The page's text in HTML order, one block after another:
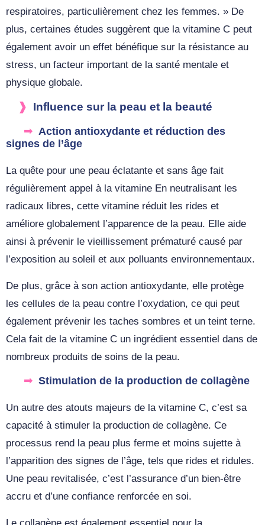
respiratoires, particulièrement chez les femmes. » De
plus, certaines études suggèrent que la vitamine C peut
également avoir un effet bénéfique sur la résistance au
stress, un facteur important de la santé mentale et
physique globale.
Influence sur la peau et la beauté
Action antioxydante et réduction des
signes de l’âge
La quête pour une peau éclatante et sans âge fait
régulièrement appel à la vitamine En neutralisant les
radicaux libres, cette vitamine réduit les rides et
améliore globalement l’apparence de la peau. Elle aide
ainsi à prévenir le vieillissement prématuré causé par
l’exposition au soleil et aux polluants environnementaux.
De plus, grâce à son action antioxydante, elle protège
les cellules de la peau contre l’oxydation, ce qui peut
également prévenir les taches sombres et un teint terne.
Cela fait de la vitamine C un ingrédient essentiel dans de
nombreux produits de soins de la peau.
Stimulation de la production de collagène
Un autre des atouts majeurs de la vitamine C, c’est sa
capacité à stimuler la production de collagène. Ce
processus rend la peau plus ferme et moins sujette à
l’apparition des signes de l’âge, tels que rides et ridules.
Une peau revitalisée, c’est l’assurance d’un bien-être
accru et d’une confiance renforcée en soi.